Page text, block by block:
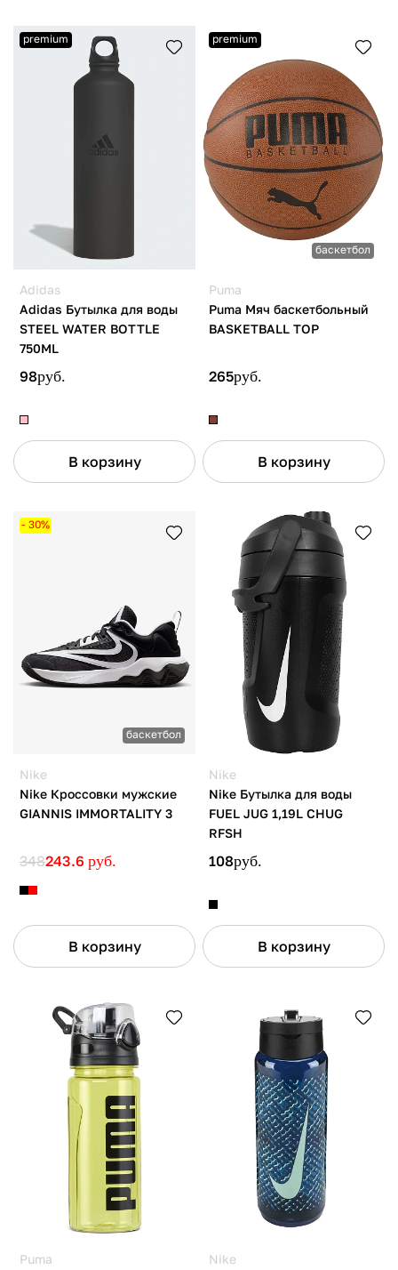
premium
Adidas
Adidas Бутылка для воды
STEEL WATER BOTTLE
750ML
98руб.
В корзину
premium
баскетбол
Puma
Puma Мяч баскетбольный
BASKETBALL TOP
265руб.
В корзину
- 30%
баскетбол
Nike
Nike Кроссовки мужские
GIANNIS IMMORTALITY 3
348243.6 руб.
В корзину
Nike
Nike Бутылка для воды
FUEL JUG 1,19L CHUG
RFSH
108руб.
В корзину
Puma
Nike